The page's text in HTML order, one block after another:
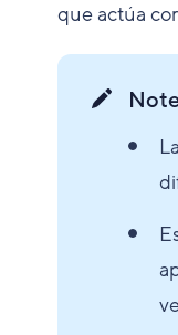
que actúa